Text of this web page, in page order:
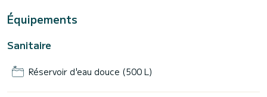
Équipements
Sanitaire
Réservoir d'eau douce (500 L)